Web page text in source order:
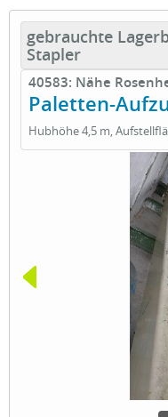
gebrauchte
Stapler
40583: Nähe
Paletten-
Hubhöhe 4,5 m,